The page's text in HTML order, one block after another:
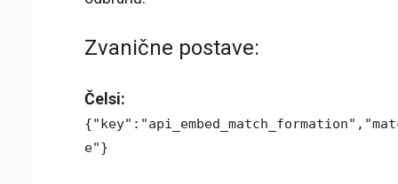
Zvanične postave:
Čelsi:
e"}